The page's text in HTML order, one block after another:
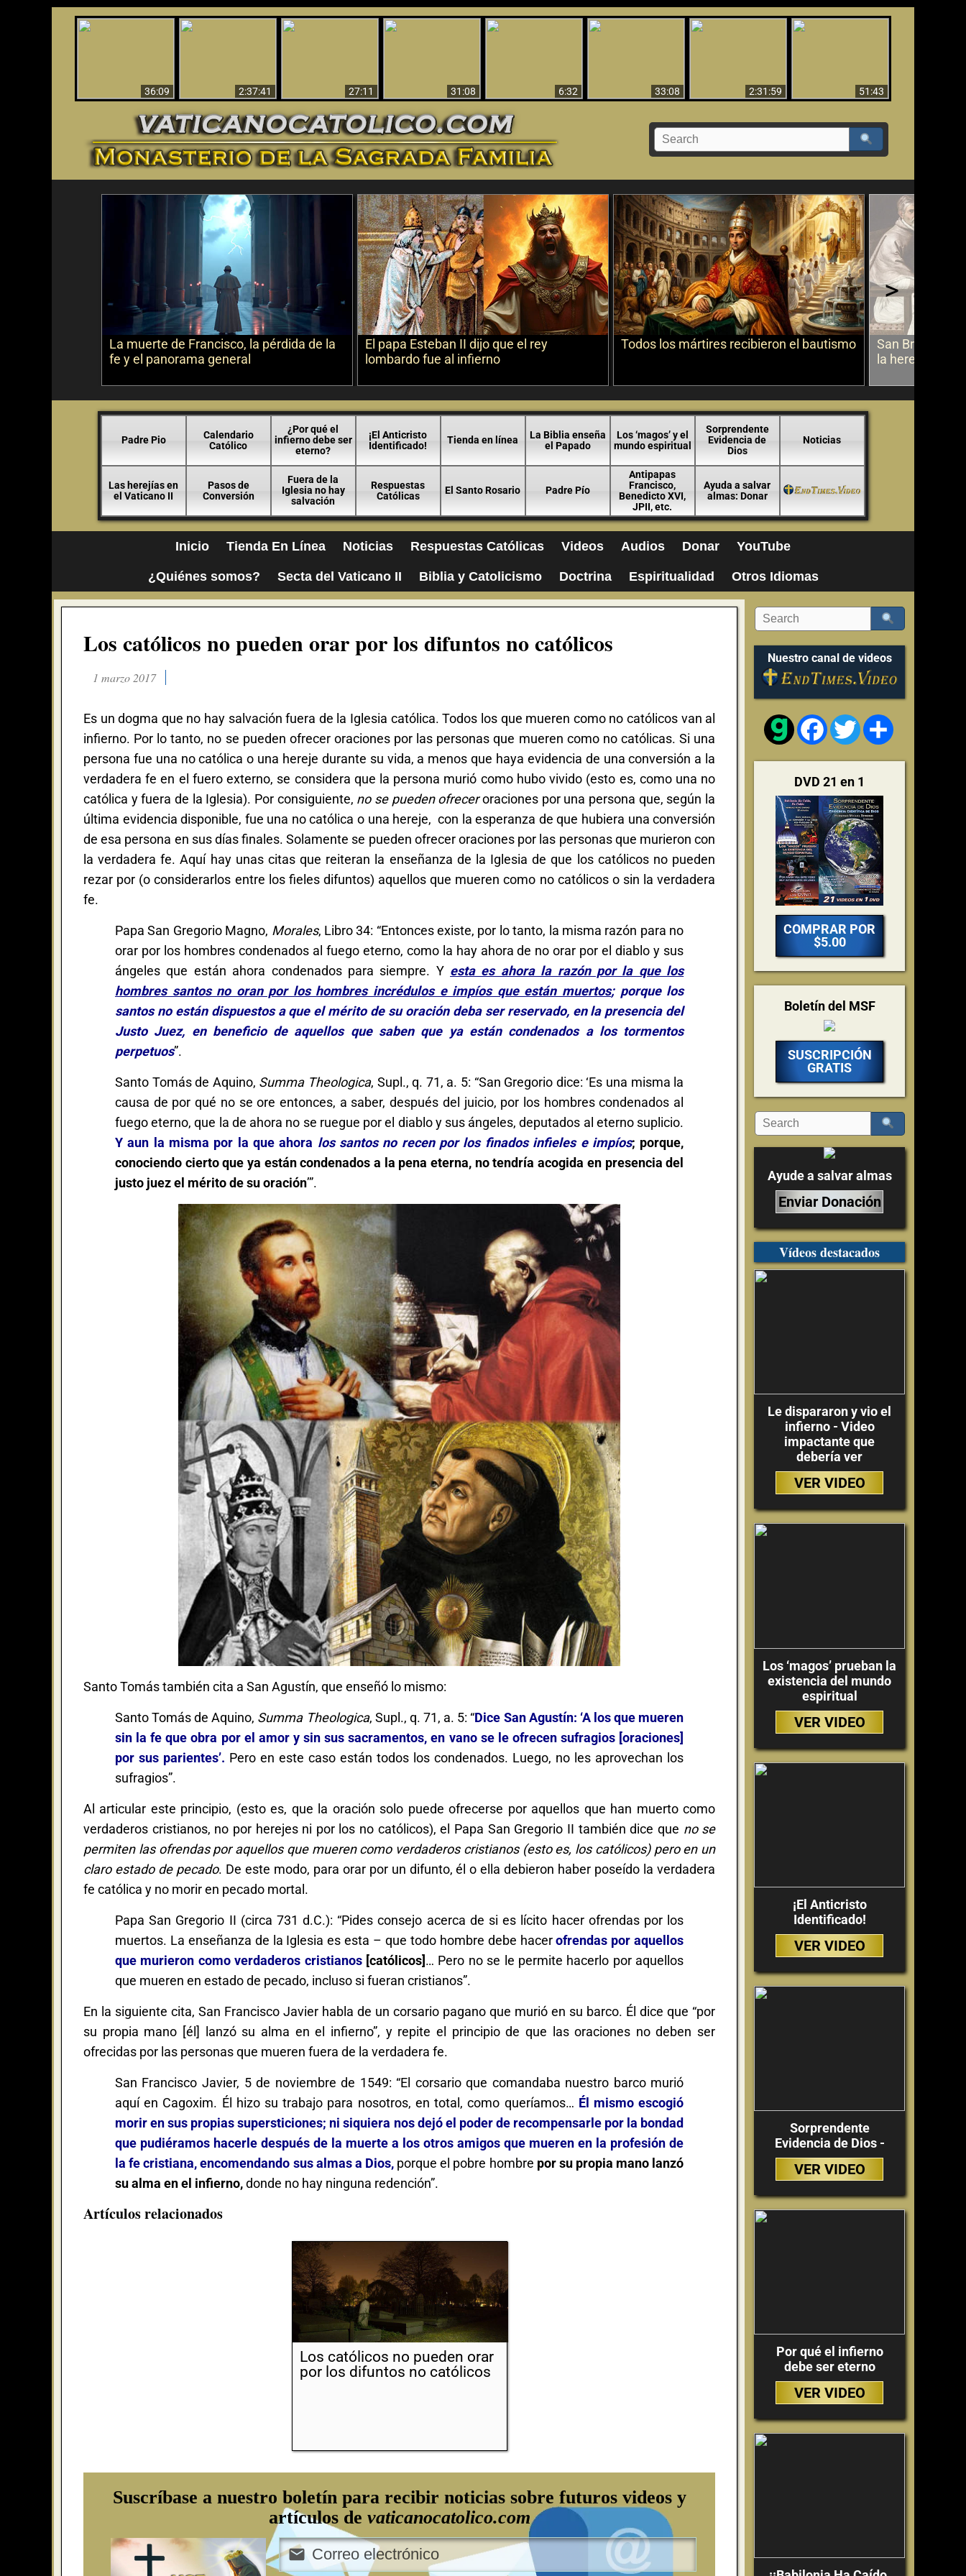
36:09
2:37:41
27:11
31:08 6:32 33:08 2:31:59
51:43
La muerte de Francisco, la pérdida de la
fe y el panorama general
El papa Esteban II dijo que el rey
lombardo fue al infierno
Todos los mártires recibieron el bautismo
San Bruno
la herejía
>
Padre Pio
Calendario
Católico
¿Por qué el
infierno debe ser
eterno?
¡El Anticristo
Identificado!
Tienda en línea
La Biblia enseña
el Papado
Los ‘magos’ y el
mundo espiritual
Sorprendente
Evidencia de
Dios
Noticias
Las herejías en
el Vaticano II
Pasos de
Conversión
Fuera de la
Iglesia no hay
salvación
Respuestas
Católicas
El Santo Rosario Padre Pío
Antipapas
Francisco,
Benedicto XVI,
JPII, etc.
Ayuda a salvar
almas: Donar
Inicio Tienda En Línea Noticias Respuestas Católicas Videos Audios Donar YouTube
¿Quiénes somos? Secta del Vaticano II Biblia y Catolicismo Doctrina Espiritualidad Otros Idiomas
Los católicos no pueden orar por los difuntos no católicos
1 marzo 2017
Es un dogma que no hay salvación fuera de la Iglesia católica. Todos los que mueren como no católicos van al
infierno. Por lo tanto, no se pueden ofrecer oraciones por las personas que mueren como no católicas. Si una
persona fue una no católica o una hereje durante su vida, a menos que haya evidencia de una conversión a la
verdadera fe en el fuero externo, se considera que la persona murió como hubo vivido (esto es, como una no
católica y fuera de la Iglesia). Por consiguiente, no se pueden ofreceroraciones por una persona que, según la
última evidencia disponible, fue una no católica o una hereje, con la esperanza de que hubiera una conversión
de esa persona en sus días finales. Solamente se pueden ofrecer oraciones por las personas que murieron con
la verdadera fe. Aquí hay unas citas que reiteran la enseñanza de la Iglesia de que los católicos no pueden
rezar por (o considerarlos entre los fieles difuntos) aquellos que mueren como no católicos o sin la verdadera
fe.
Papa San Gregorio Magno, Morales, Libro 34: “Entonces existe, por lo tanto, la misma razón para no
orar por los hombres condenados al fuego eterno, como la hay ahora de no orar por el diablo y sus
ángeles que están ahora condenados para siempre. Y esta es ahora la razón por la que los
hombres santos no oran por los hombres incrédulos e impíos que están muertos; porque los
santos no están dispuestos a que el mérito de su oración deba ser reservado, en la presencia del
Justo Juez, en beneficio de aquellos que saben que ya están condenados a los tormentos
perpetuos”.
Santo Tomás de Aquino, Summa Theologica, Supl., q. 71, a. 5: “San Gregorio dice: ‘Es una misma la
causa de por qué no se ore entonces, a saber, después del juicio, por los hombres condenados al
fuego eterno, que la de ahora no se ruegue por el diablo y sus ángeles, deputados al eterno suplicio.
Y aun la misma por la que ahora los santos no recen por los finados infieles e impíos; porque,
conociendo cierto que ya están condenados a la pena eterna, no tendría acogida en presencia del
justo juez el mérito de su oración’”.
Santo Tomás también cita a San Agustín, que enseñó lo mismo:
Santo Tomás de Aquino, Summa Theologica, Supl., q. 71, a. 5: “Dice San Agustín: ‘A los que mueren
sin la fe que obra por el amor y sin sus sacramentos, en vano se le ofrecen sufragios [oraciones]
por sus parientes’. Pero en este caso están todos los condenados. Luego, no les aprovechan los
sufragios”.
Al articular este principio, (esto es, que la oración solo puede ofrecerse por aquellos que han muerto como
verdaderos cristianos, no por herejes ni por los no católicos), el Papa San Gregorio II también dice que no se
permiten las ofrendas por aquellos que mueren como verdaderos cristianos (esto es, los católicos) pero en un
claro estado de pecado. De este modo, para orar por un difunto, él o ella debieron haber poseído la verdadera
fe católica y no morir en pecado mortal.
Papa San Gregorio II (circa 731 d.C.): “Pides consejo acerca de si es lícito hacer ofrendas por los
muertos. La enseñanza de la Iglesia es esta – que todo hombre debe hacerofrendas por aquellos
que murieron como verdaderos cristianos [católicos]… Pero no se le permite hacerlo por aquellos
que mueren en estado de pecado, incluso si fueran cristianos”.
En la siguiente cita, San Francisco Javier habla de un corsario pagano que murió en su barco. Él dice que “por
su propia mano [él] lanzó su alma en el infierno”, y repite el principio de que las oraciones no deben ser
ofrecidas por las personas que mueren fuera de la verdadera fe.
San Francisco Javier, 5 de noviembre de 1549: “El corsario que comandaba nuestro barco murió
aquí en Cagoxim. Él hizo su trabajo para nosotros, en total, como queríamos… Él mismo escogió
morir en sus propias supersticiones; ni siquiera nos dejó el poder de recompensarle por la bondad
que pudiéramos hacerle después de la muerte a los otros amigos que mueren en la profesión de
la fe cristiana, encomendando sus almas a Dios, porque el pobre hombre por su propia mano lanzó
su alma en el infierno,donde no hay ninguna redención”.
Artículos relacionados
Los católicos no pueden orar
por los difuntos no católicos
Suscríbase a nuestro boletín para recibir noticias sobre futuros videos y
artículos de vaticanocatolico.com
Nuestro canal de videos
FacebookTwitter
DVD 21 en 1
COMPRAR POR
$5.00
Boletín del MSF
SUSCRIPCIÓN
GRATIS
Ayude a salvar almas
Enviar Donación
Vídeos destacados
Le dispararon y vio el
infierno - Video
impactante que
debería ver
VER VIDEO
Los ‘magos’ prueban la
existencia del mundo
espiritual
VER VIDEO
¡El Anticristo
Identificado!
VER VIDEO
Sorprendente
Evidencia de Dios -
VER VIDEO
Por qué el infierno
debe ser eterno
VER VIDEO